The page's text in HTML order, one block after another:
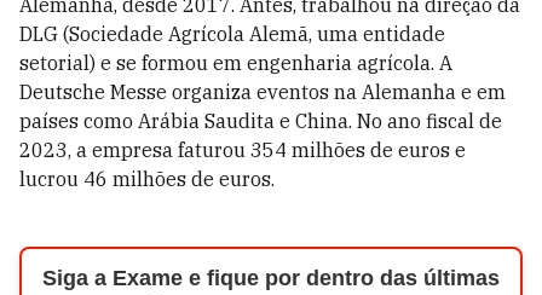
Alemanha, desde 2017. Antes, trabalhou na direção da
DLG (Sociedade Agrícola Alemã, uma entidade
setorial) e se formou em engenharia agrícola. A
Deutsche Messe organiza eventos na Alemanha e em
países como Arábia Saudita e China. No ano fiscal de
2023, a empresa faturou 354 milhões de euros e
lucrou 46 milhões de euros.
Siga a Exame e fique por dentro das últimas